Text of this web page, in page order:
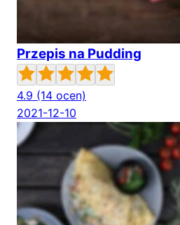
Przepis na Pudding
4.9 (14 ocen)
2021-12-10